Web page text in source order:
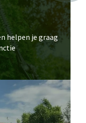
helpen je graag